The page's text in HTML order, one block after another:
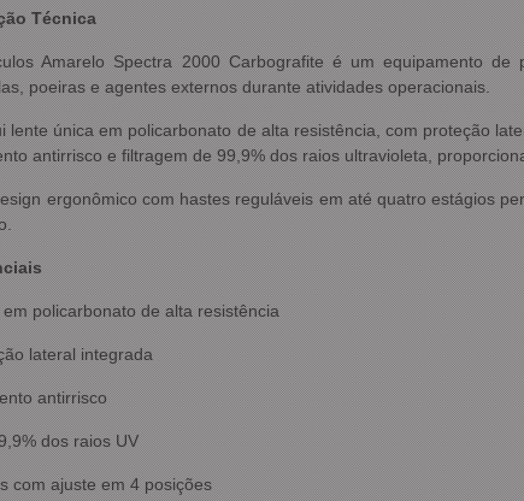
Técnica
Amarelo Spectra 2000 Carbografite é um equipamento
poeiras e agentes externos durante atividades operacionais.
lente única em policarbonato de alta resistência, com proteção
antirrisco e filtragem de 99,9% dos raios ultravioleta,
ergonômico com hastes reguláveis em até quatro estágios
em policarbonato de alta resistência
lateral integrada
antirrisco
dos raios UV
com ajuste em 4 posições